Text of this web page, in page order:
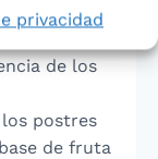
privacidad
que la
de los
postres
de fruta